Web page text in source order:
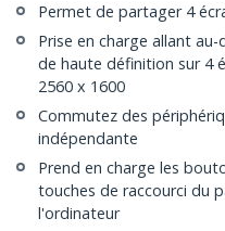
Permet de partager 4
Prise en charge allant
de haute définition sur 4
2560 x 1600
Commutez des
indépendante
Prend en charge les
touches de raccourci du
l'ordinateur